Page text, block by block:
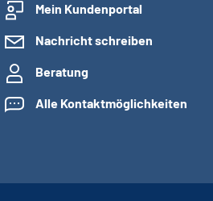
Mein Kundenportal
Nachricht schreiben
Beratung
Alle Kontaktmöglichkeiten